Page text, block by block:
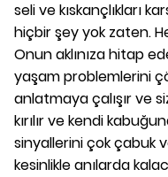
seli ve kıskançlıkları
hiçbir şey yok zaten.
Onun aklınıza hitap
yaşam problemlerini
anlatmaya çalışır ve
kırılır ve kendi
sinyallerini çok çabuk
kesinlikle anılarda